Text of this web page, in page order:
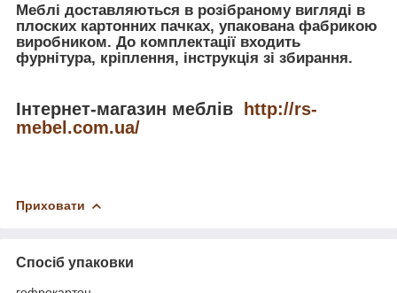
Меблі доставляються в розібраному вигляді в
плоских картонних пачках, упакована фабрикою
виробником. До комплектації входить
фурнітура, кріплення, інструкція зі збирання.
Інтернет-магазин меблів
http://rs-
mebel.com.ua/
Приховати
Спосіб упаковки